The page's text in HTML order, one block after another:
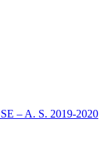
– A. S. 2019-2020